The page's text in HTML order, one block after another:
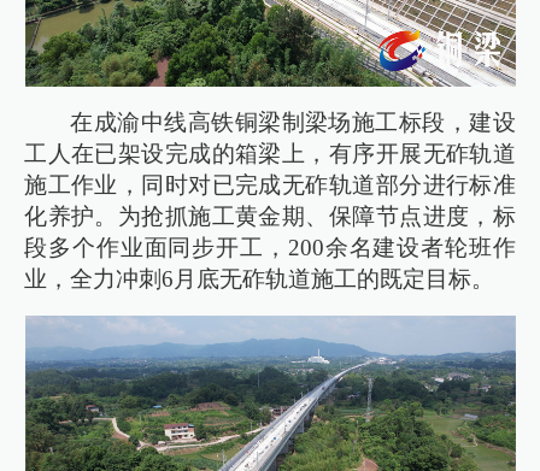
在成渝中线高铁铜梁制梁场施工标段，建设
工人在已架设完成的箱梁上，有序开展无砟轨道
施工作业，同时对已完成无砟轨道部分进行标准
化养护。为抢抓施工黄金期、保障节点进度，标
段多个作业面同步开工，200余名建设者轮班作
业，全力冲刺6月底无砟轨道施工的既定目标。